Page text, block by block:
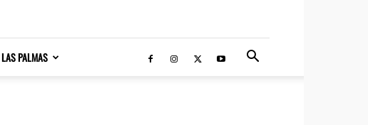
LAS PALMAS